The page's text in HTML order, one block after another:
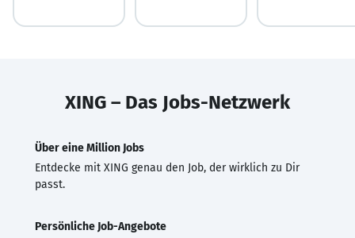
XING – Das Jobs-Netzwerk
Über eine Million Jobs
Entdecke mit XING genau den Job, der wirklich zu Dir
passt.
Persönliche Job-Angebote